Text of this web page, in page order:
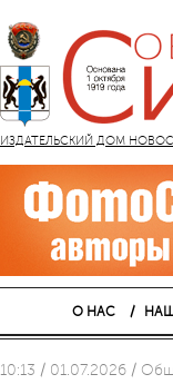
ИЗДАТЕЛЬСКИЙ ДОМ
О НАС
10:13 / 01.07.2026 /